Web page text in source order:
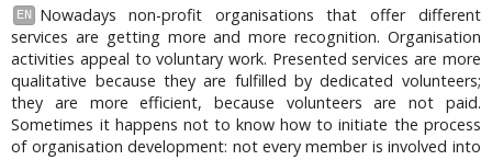
EN
Nowadays non-profit organisations that offer different
services are getting more and more recognition. Organisation
activities appeal to voluntary work. Presented services are more
qualitative because they are fulfilled by dedicated volunteers;
they are more efficient, because volunteers are not paid.
Sometimes it happens not to know how to initiate the process
of organisation development: not every member is involved into